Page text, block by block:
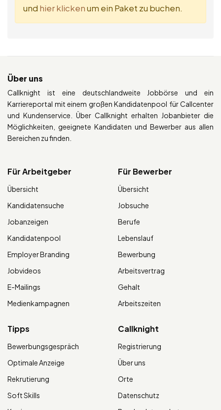
und hier klickenum ein Paket zu buchen.
Über uns
Callknight ist eine deutschlandweite Jobbörse und ein
Karriereportal mit einem großen Kandidatenpool für Callcenter
und Kundenservice. Über Callknight erhalten Jobanbieter die
Möglichkeiten, geeignete Kandidaten und Bewerber aus allen
Bereichen zu finden.
Für Arbeitgeber
Übersicht
Kandidatensuche
Jobanzeigen
Kandidatenpool
Employer Branding
Jobvideos
E-Mailings
Medienkampagnen
Für Bewerber
Übersicht
Jobsuche
Berufe
Lebenslauf
Bewerbung
Arbeitsvertrag
Gehalt
Arbeitszeiten
Tipps
Bewerbungsgespräch
Optimale Anzeige
Rekrutierung
Soft Skills
Callknight
Registrierung
Über uns
Orte
Datenschutz